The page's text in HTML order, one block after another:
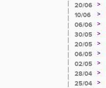
20/06
>
10/06
>
06/06
>
30/05
>
20/05
>
06/05
>
02/05
>
28/04 >
25/04
>